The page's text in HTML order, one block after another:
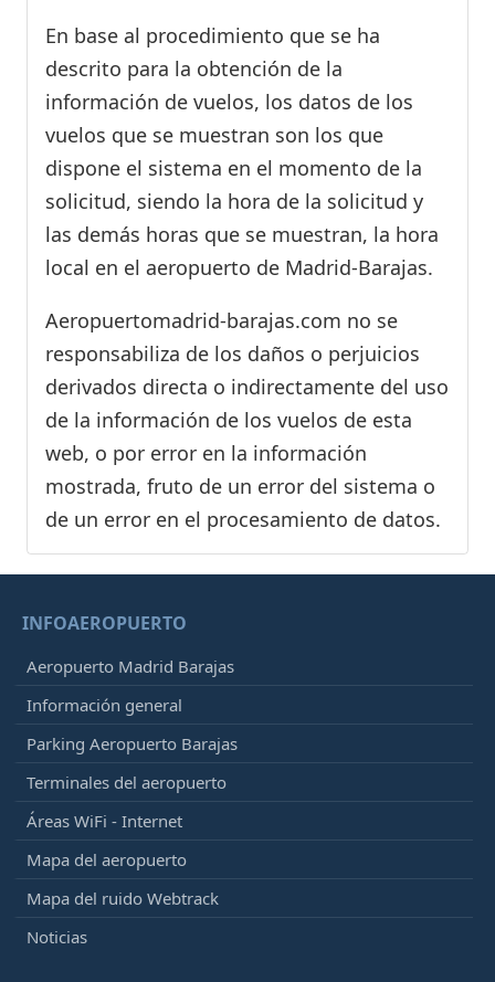
En base al procedimiento que se ha
descrito para la obtención de la
información de vuelos, los datos de los
vuelos que se muestran son los que
dispone el sistema en el momento de la
solicitud, siendo la hora de la solicitud y
las demás horas que se muestran, la hora
local en el aeropuerto de Madrid-Barajas.
Aeropuertomadrid-barajas.com no se
responsabiliza de los daños o perjuicios
derivados directa o indirectamente del uso
de la información de los vuelos de esta
web, o por error en la información
mostrada, fruto de un error del sistema o
de un error en el procesamiento de datos.
INFOAEROPUERTO
Aeropuerto Madrid Barajas
Información general
Parking Aeropuerto Barajas
Terminales del aeropuerto
Áreas WiFi - Internet
Mapa del aeropuerto
Mapa del ruido Webtrack
Noticias